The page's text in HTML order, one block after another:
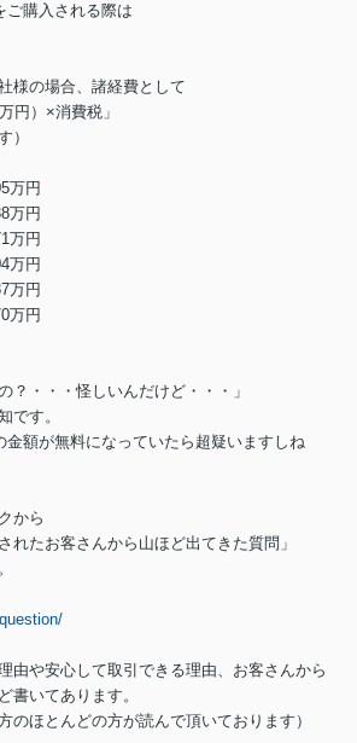
ご購入される際は
様の場合、諸経費として
円）×消費税」
）
万円
万円
万円
万円
万円
万円
？・・・怪しいんだけど・・・」
です。
金額が無料になっていたら超疑いますしね
から
れたお客さんから山ほど出てきた質問」
由や安心して取引できる理由、お客さんから
書いてあります。
のほとんどの方が読んで頂いております）